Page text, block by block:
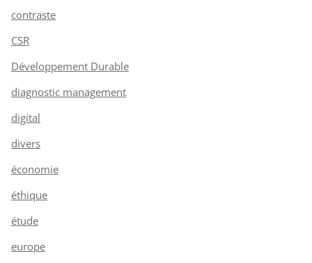
contraste
CSR
Développement Durable
diagnostic management
digital
divers
économie
éthique
étude
europe